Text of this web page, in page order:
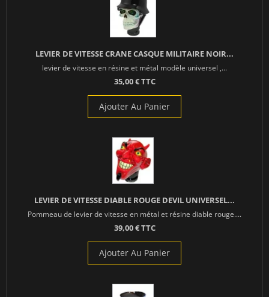
LEVIER DE VITESSE CRANE CASQUE MILITAIRE NOIR...
levier de vitesse en résine et métal modèle universel ,...
35,00 € TTC
Ajouter Au Panier
LEVIER DE VITESSE DIABLE ROUGE DEVIL UNIVERSEL...
Pommeau de levier de vitesse en métal et résine diable rouge....
39,00 € TTC
Ajouter Au Panier